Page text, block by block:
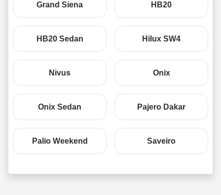
Grand Siena HB20
HB20 Sedan Hilux SW4
Nivus Onix
Onix Sedan Pajero Dakar
Palio Weekend Saveiro